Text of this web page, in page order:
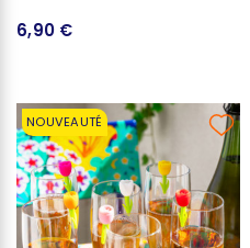
6,90 €
NOUVEAUTÉ